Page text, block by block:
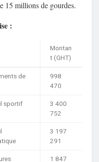
15 millions de gourdes.
:
Montan
t (GHT)
de
998
470
sportif
3 400
752
3 197
291
1 847